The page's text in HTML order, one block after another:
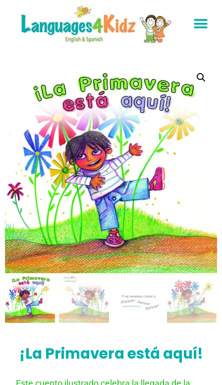
¡La Primavera está aquí!